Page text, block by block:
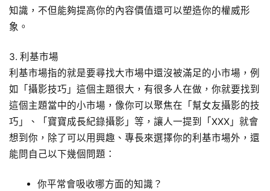
知識，不但能夠提高你的內容價值還可以塑造你的權威形
象。
3. 利基市場
利基市場指的就是要尋找大市場中還沒被滿足的小市場，例
如「攝影技巧」這個主題很大，有很多人在做，你就要找到
這個主題當中的小市場，像你可以聚焦在「幫女友攝影的技
巧」、「寶寶成長紀錄攝影」等，讓人一提到「XXX」就會
想到你，除了可以用興趣、專長來選擇你的利基市場外，還
能問自己以下幾個問題：
你平常會吸收哪方面的知識？